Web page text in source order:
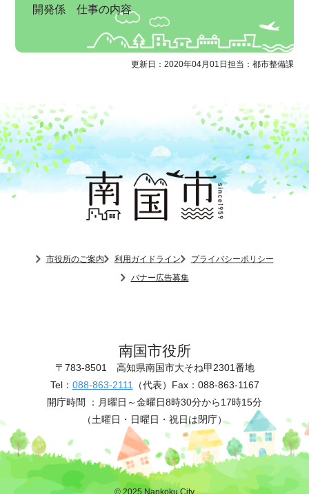
開発係 仕事の内容
更新日：2020年04月01日 担当：都市整備課
市役所のご案内 利用ガイドライン
プライバシーポリシー
バナー広告募集
南国市役所
〒783-8501 高知県南国市大そね甲2301番地
Tel： 088-863-2111 （代表） Fax：088-863-1167
開庁時間 ： 月曜日～金曜日8時30分から17時15分
（土曜日・日曜日・祝日は閉庁）
© 2025 Nankoku City